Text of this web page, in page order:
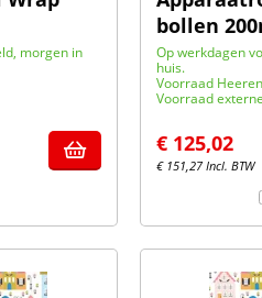
morgen in
bollen
Op werkdagen
huis.
Voorraad
Voorraad
€ 125,02
€ 151,27 Incl. BTW